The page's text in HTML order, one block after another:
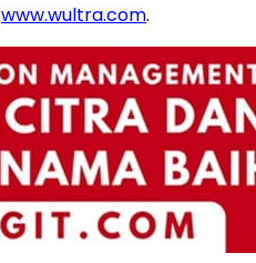
www.wultra.com.